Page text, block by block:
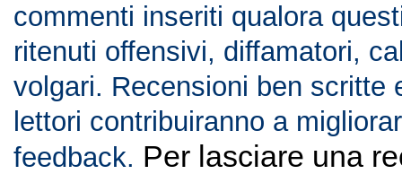
commenti inseriti qualora
ritenuti offensivi, diffamatori,
volgari. Recensioni ben scritte
lettori contribuiranno a
feedback. Per lasciare una